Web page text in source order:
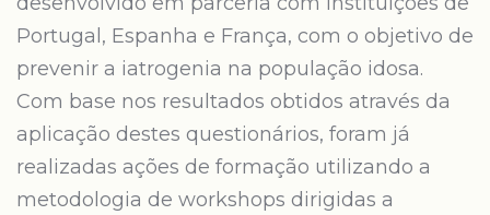
Portugal, Espanha e França, com o objetivo de
prevenir a iatrogenia na população idosa.
Com base nos resultados obtidos através da
aplicação destes questionários, foram já
realizadas ações de formação utilizando a
metodologia de workshops dirigidas a